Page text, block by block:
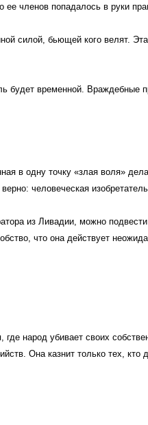
членов попадалось в руки
силой, бьющей кого велят.
будет временной.
в одну точку «злая воля»
человеческая
из Ливадии, можно
что она действует
народ убивает своих
Она казнит только тех,